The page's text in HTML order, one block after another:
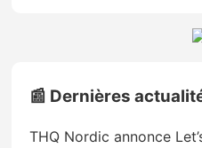
📰 Dernières
THQ Nordic annonce